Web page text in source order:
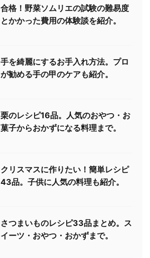
合格！野菜ソムリエの試験の難易度
とかかった費用の体験談を紹介。
手を綺麗にするお手入れ方法。プロ
が勧める手の甲のケアも紹介。
栗のレシピ16品。人気のおやつ・お
菓子からおかずになる料理まで。
クリスマスに作りたい！簡単レシピ
43品。子供に人気の料理も紹介。
さつまいものレシピ33品まとめ。ス
イーツ・おやつ・おかずまで。